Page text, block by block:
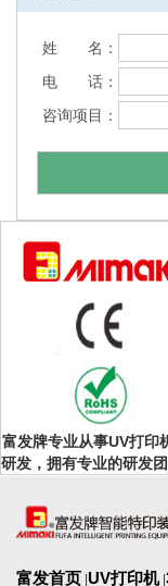
姓 名：
电 话：
咨询项目：
富发牌专业从事UV打印
研发，拥有专业的研发
富发首页 |UV打印机|